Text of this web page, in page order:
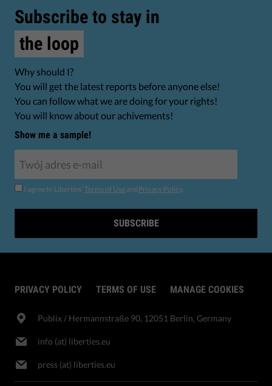
Subscribe to stay in
the loop
Why should I?
You will get the latest reports before anyone else!
You can follow what we are doing for your rights!
You will know about our achivements!
Show me a sample!
I agree to Liberties' Terms of Use andPrivacy Policy.
SUBSCRIBE
PRIVACY POLICY TERMS OF USE MANAGE COOKIES
Publix​ / Hermannstraße 90, 12051 Berlin, Germany
info (at) liberties.eu
press (at) liberties.eu